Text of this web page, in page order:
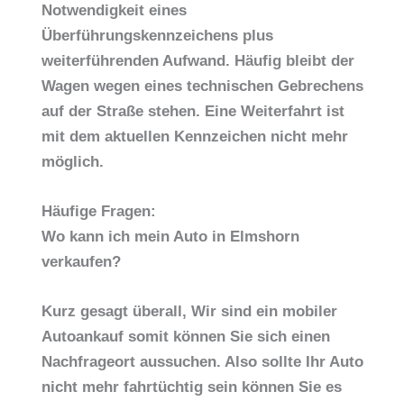
Notwendigkeit eines
Überführungskennzeichens plus
weiterführenden Aufwand. Häufig bleibt der
Wagen wegen eines technischen Gebrechens
auf der Straße stehen. Eine Weiterfahrt ist
mit dem aktuellen Kennzeichen nicht mehr
möglich.
Häufige Fragen:
Wo kann ich mein Auto in Elmshorn
verkaufen?
Kurz gesagt überall, Wir sind ein mobiler
Autoankauf somit können Sie sich einen
Nachfrageort aussuchen. Also sollte Ihr Auto
nicht mehr fahrtüchtig sein können Sie es